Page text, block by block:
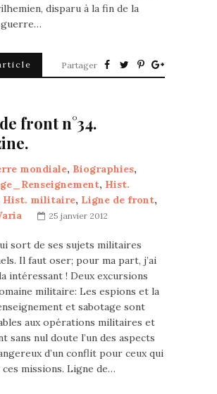
disparu à la fin de la
Partager
front n°34.
mondiale, Biographies,
, Hist.
Hist. militaire, Ligne de front,
25 janvier 2012
sort de ses sujets militaires
Il faut oser; pour ma part, j’ai
intéressant ! Deux excursions
militaire: Les espions et la
et sabotage sont
aux opérations militaires et
sans nul doute l’un des aspects
d’un conflit pour ceux qui
missions. Ligne de…